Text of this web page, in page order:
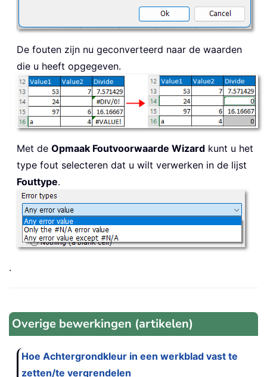
De fouten zijn nu geconverteerd naar de waarden
die u heeft opgegeven.
Met de Opmaak Foutvoorwaarde Wizard kunt u het
type fout selecteren dat u wilt verwerken in de lijst
Fouttype.
.
Overige bewerkingen (artikelen)
Hoe Achtergrondkleur in een werkblad vast te
zetten/te vergrendelen